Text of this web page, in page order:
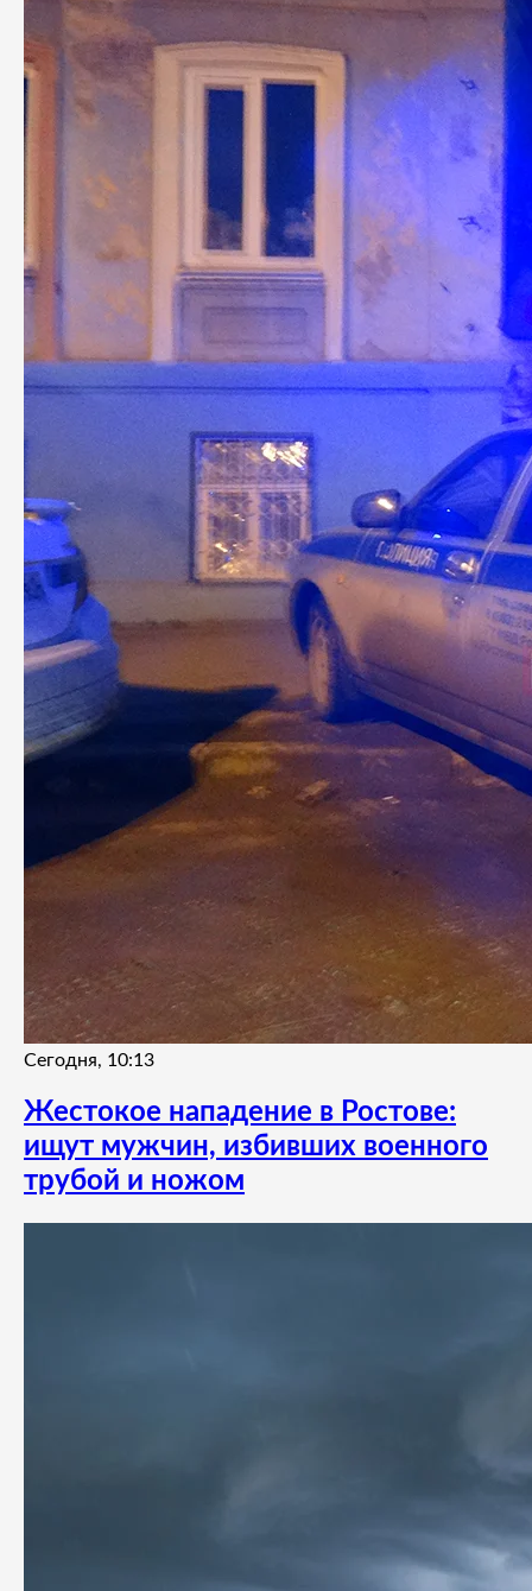
Сегодня, 10:13
Жестокое нападение в Ростове:
ищут мужчин, избивших военного
трубой и ножом